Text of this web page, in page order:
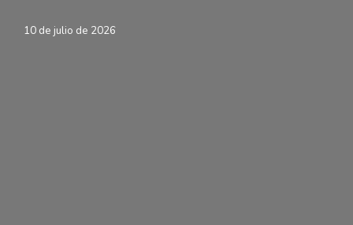
10 de julio de 2026